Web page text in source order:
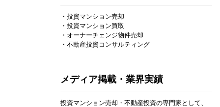
・投資マンション売却
・投資マンション買取
・オーナーチェンジ物件売却
・不動産投資コンサルティング
メディア掲載・業界実績
投資マンション売却・不動産投資の専門家として、